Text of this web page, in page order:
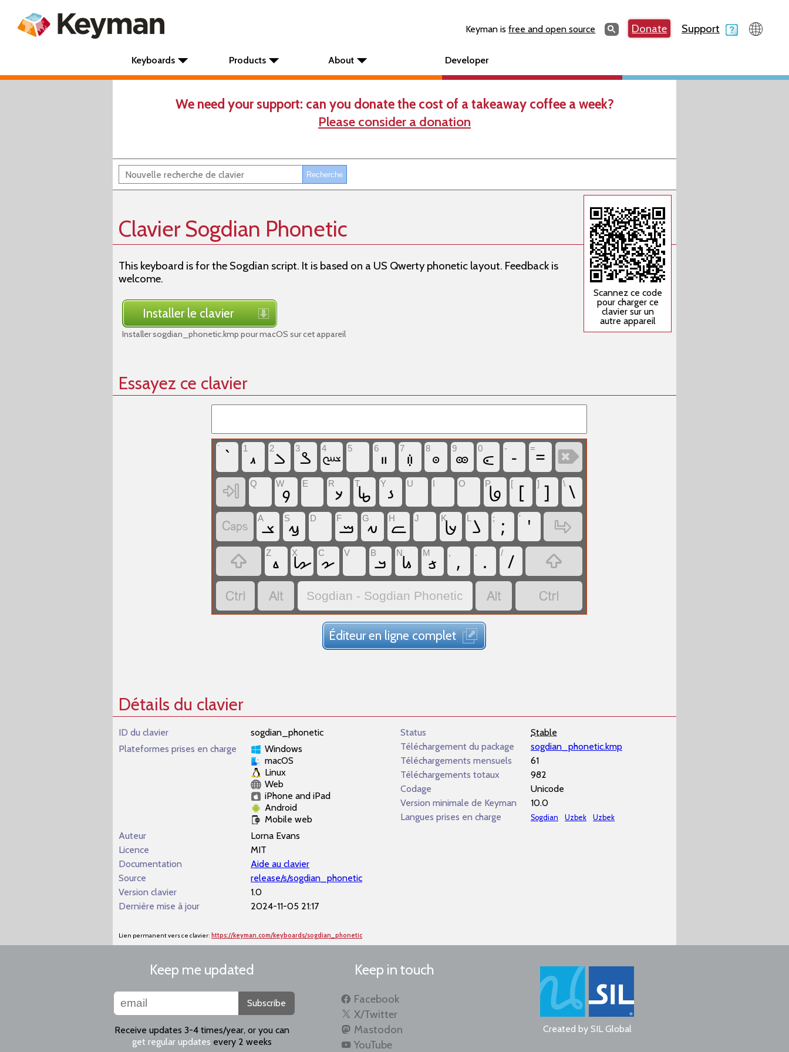
Keyman isfree and open source SearchSearchDonate Support
Keyboards Products About Developer
We need your support: can you donate the cost of a takeaway coffee a week?
Please consider a donation
Scannez ce code
pour charger ce
clavier sur un
autre appareil
Clavier Sogdian Phonetic
This keyboard is for the Sogdian script. It is based on a US Qwerty phonetic layout. Feedback is
welcome.
Installer le clavier
Installer sogdian_phonetic.kmp pour macOS sur cet appareil
Essayez ce clavier
` ‏` 1 ‏𐽑 2‏𐽒 3‏𐽓 4
‏𐽔
5 6 ‏𐽕 7 ‏𐽖 8 ‏𐽗 9‏𐽘 0‏𐽙 - ‏- =‏=
‏
‏
Q W‏𐼴 E R‏𐽀 T‏𐽂 Y‏𐼷 U I O P‏𐼾 [ ‏[ ] ‏] \ ‏\
‏ A‏𐼰 S‏𐼼 D F‏𐽃 G‏𐼲 H
‏𐼳 J K‏𐼸 L ‏𐼹 ; ‏; ' ‏'
‏
‏
Z‏𐼵 X
‏𐽅 C‏𐽁 V B‏𐼱 N‏𐼻 M‏𐼺 , ‏, . ‏. / ‏/
‏
‏
‏ Sogdian - Sogdian Phonetic ‏ ‏
Éditeur en ligne complet
Détails du clavier
ID du clavier
sogdian_phonetic
Plateformes prises en charge
Windows
macOS
Linux
Web
iPhone and iPad
Android
Mobile web
Auteur
Lorna Evans
Licence
MIT
Documentation
Aide au clavier
Source
release/s/sogdian_phonetic
Version clavier
1.0
Dernière mise à jour
2024-11-05 21:17
Status
Stable
Téléchargement du package
sogdian_phonetic.kmp
Téléchargements mensuels
61
Téléchargements totaux
982
Codage
Unicode
Version minimale de Keyman
10.0
Langues prises en charge
Sogdian Uzbek Uzbek
Lien permanent vers ce clavier: https://keyman.com/keyboards/sogdian_phonetic
Keep me updated
Subscribe
Receive updates 3-4 times/year, or you can
get regular updates every 2 weeks
Keep in touch
Facebook
X/Twitter
Mastodon
YouTube
Created by SIL Global